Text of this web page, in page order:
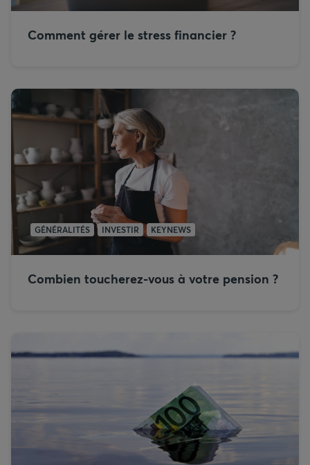
Comment gérer le stress financier ?
GÉNÉRALITÉS INVESTIR KEYNEWS
Combien toucherez-vous à votre pension ?